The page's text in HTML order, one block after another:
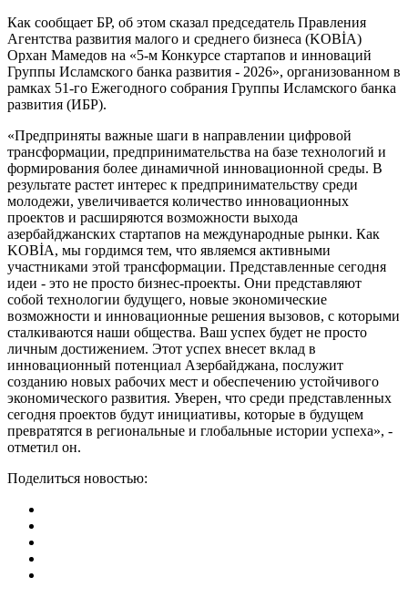
Как сообщает БР, об этом сказал председатель Правления
Агентства развития малого и среднего бизнеса (KOBİA)
Орхан Мамедов на «5-м Конкурсе стартапов и инноваций
Группы Исламского банка развития - 2026», организованном в
рамках 51-го Ежегодного собрания Группы Исламского банка
развития (ИБР).
«Предприняты важные шаги в направлении цифровой
трансформации, предпринимательства на базе технологий и
формирования более динамичной инновационной среды. В
результате растет интерес к предпринимательству среди
молодежи, увеличивается количество инновационных
проектов и расширяются возможности выхода
азербайджанских стартапов на международные рынки. Как
KOBİA, мы гордимся тем, что являемся активными
участниками этой трансформации. Представленные сегодня
идеи - это не просто бизнес-проекты. Они представляют
собой технологии будущего, новые экономические
возможности и инновационные решения вызовов, с которыми
сталкиваются наши общества. Ваш успех будет не просто
личным достижением. Этот успех внесет вклад в
инновационный потенциал Азербайджана, послужит
созданию новых рабочих мест и обеспечению устойчивого
экономического развития. Уверен, что среди представленных
сегодня проектов будут инициативы, которые в будущем
превратятся в региональные и глобальные истории успеха», -
отметил он.
Поделиться новостью: